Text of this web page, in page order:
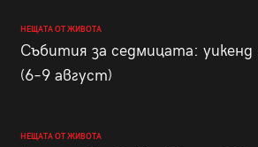
НЕЩАТА ОТ ЖИВОТА
Събития за седмицата:
(6–9 август)
НЕЩАТА ОТ ЖИВОТА